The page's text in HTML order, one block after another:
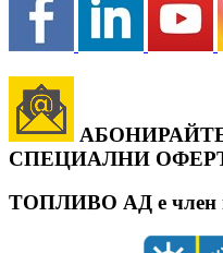
СПЕЦИАЛНИ
ТОПЛИВО АД е член